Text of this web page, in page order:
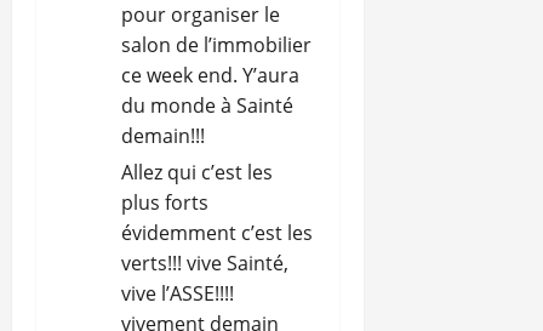
pour organiser le
salon de l’immobilier
ce week end. Y’aura
du monde à Sainté
demain!!!
Allez qui c’est les
plus forts
évidemment c’est les
verts!!! vive Sainté,
vive l’ASSE!!!!
vivement demain